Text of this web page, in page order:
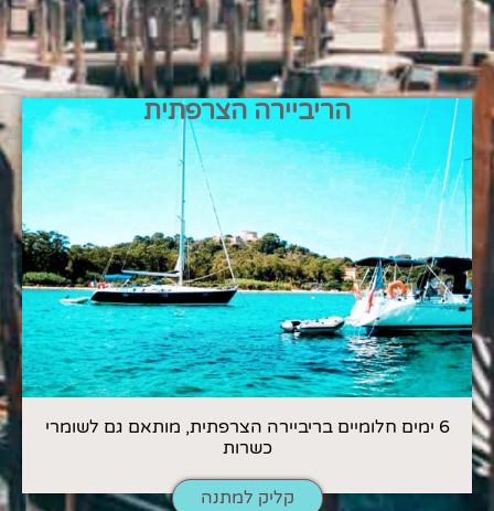
הריביירה הצרפתית
6 ימים חלומיים בריביירה הצרפתית, מותאם גם לשומרי
כשרות
קליק למתנה